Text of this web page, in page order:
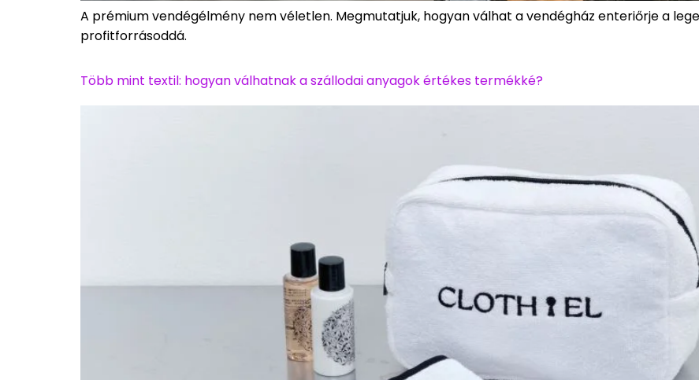
A prémium vendégélmény nem véletlen. Megmutatjuk, hogyan válhat a vendégház enteriőrje a
profitforrásoddá.
Több mint textil: hogyan válhatnak a szállodai anyagok értékes termékké?